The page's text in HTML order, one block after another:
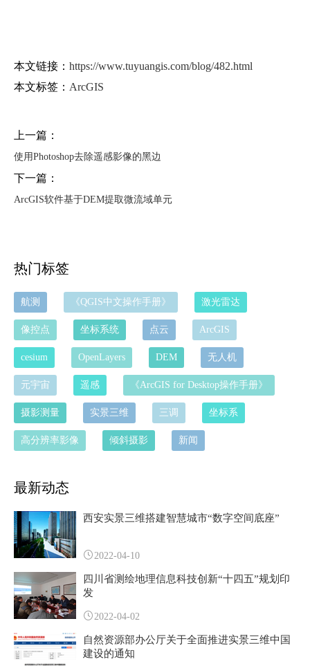
本文链接： https://www.tuyuangis.com/blog/482.html
本文标签： ArcGIS
上一篇：
使用Photoshop去除遥感影像的黑边
下一篇：
ArcGIS软件基于DEM提取微流域单元
热门标签
航测 《QGIS中文操作手册》 激光雷达
像控点 坐标系统 点云 ArcGIS
cesium OpenLayers DEM 无人机
元宇宙 遥感 《ArcGIS for Desktop操作手册》
摄影测量 实景三维 三调 坐标系
高分辨率影像 倾斜摄影 新闻
最新动态
西安实景三维搭建智慧城市“数字空间底座”
2022-04-10
四川省测绘地理信息科技创新“十四五”规划印
发
2022-04-02
自然资源部办公厅关于全面推进实景三维中国
建设的通知